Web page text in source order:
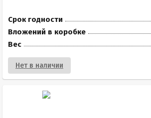
Срок годности
Вложений в коробке
Вес
Нет в наличии